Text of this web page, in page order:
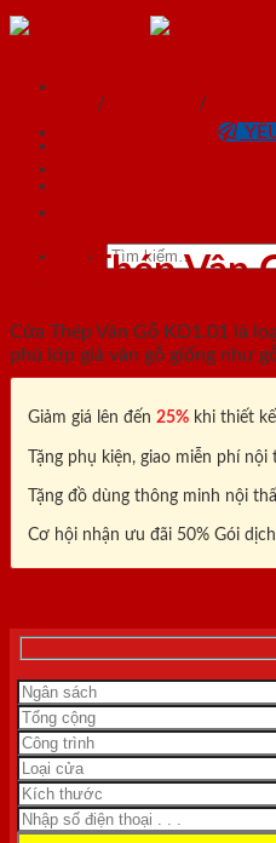
Skip
Tìm
/ /
Cửa Thép Vân
Cửa Thép Vân Gỗ KD1.01 là
phủ lớp giả vân gỗ giống như
Giảm giá lên đến 25% khi thiết
Tặng phụ kiện, giao miễn phí
Tặng đồ dùng thông minh nội
Cơ hội nhận ưu đãi 50% Gói